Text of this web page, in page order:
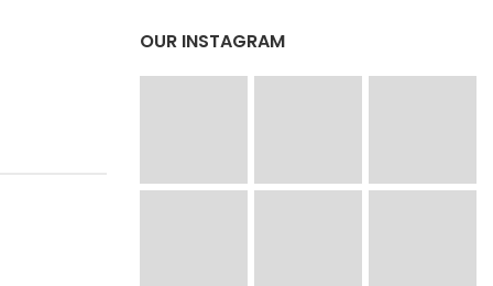
OUR INSTAGRAM